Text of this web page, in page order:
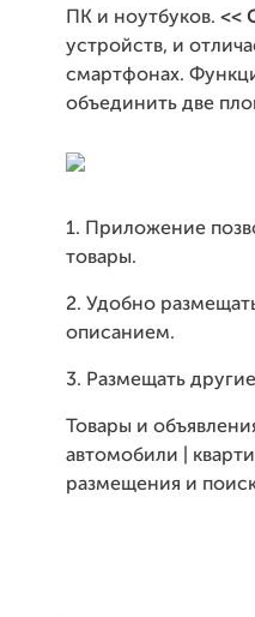
ПК и ноутбуков. <<
устройств, и
смартфонах.
объединить две
1. Приложение
товары.
2. Удобно
описанием.
3. Размещать
Товары и
автомобили |
размещения и